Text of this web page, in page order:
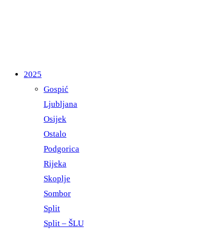
2025
Gospić
Ljubljana
Osijek
Ostalo
Podgorica
Rijeka
Skoplje
Sombor
Split
Split – ŠLU